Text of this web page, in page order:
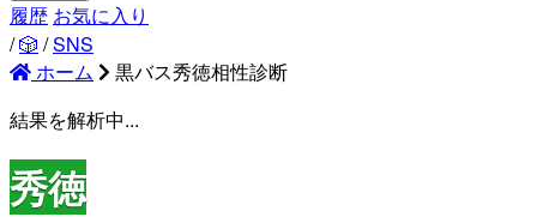
履歴 お気に入り
/🎲 /SNS
ホーム
黒バス秀徳相性診断
結果を解析中...
秀徳